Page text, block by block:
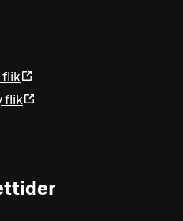
flik
flik